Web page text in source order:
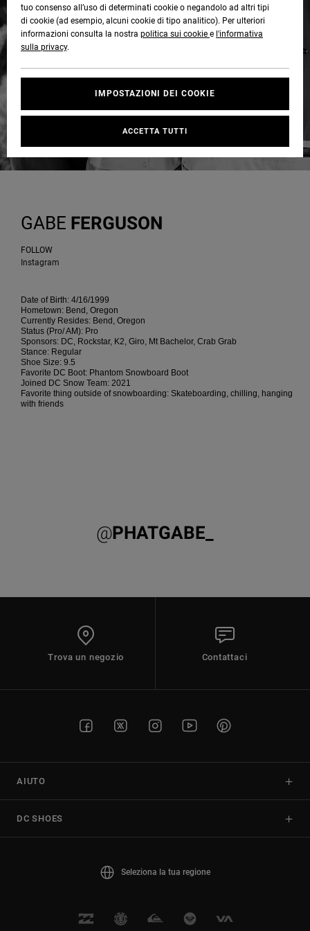
Tutto
Onyx
Fuego
Stivali da
Snowboard
Tutto
Capispalla
Shorts
Boardshorts
Jeans,
Pantaloni
e Short
Tutto
Berretti
Accessori
Guarda
Guarda
Tutto
OFFERTE
Capispalla
T-shirt
Camicie e
polo
Cinture e
Felpe
Quiksilver
Freedom
Guida alle
Avvia una
più rapida
Trova le
risposte
alle
domande
frequenti e
accedi al
nostro
WISHLIST
GABE FERGUSON
FOLLOW
Instagram
Date of Birth: 4/16/1999
Hometown: Bend, Oregon
Currently Resides: Bend, Oregon
Status (Pro/ AM): Pro
Sponsors: DC, Rockstar, K2, Giro, Mt Bachelor, Crab Grab
Stance: Regular
Shoe Size: 9.5
Favorite DC Boot: Phantom Snowboard Boot
Joined DC Snow Team: 2021
Favorite thing outside of snowboarding: Skateboarding, chilling, hanging
with friends
@PHATGABE_
Trova un negozio Contattaci
AIUTO
DC SHOES
Seleziona la tua regione
tuo consenso all’uso di determinati cookie o negandolo ad altri tipi
di cookie (ad esempio, alcuni cookie di tipo analitico). Per ulteriori
informazioni consulta la nostra politica sui cookie e l'informativa
sulla privacy.
IMPOSTAZIONI DEI COOKIE
ACCETTA TUTTI